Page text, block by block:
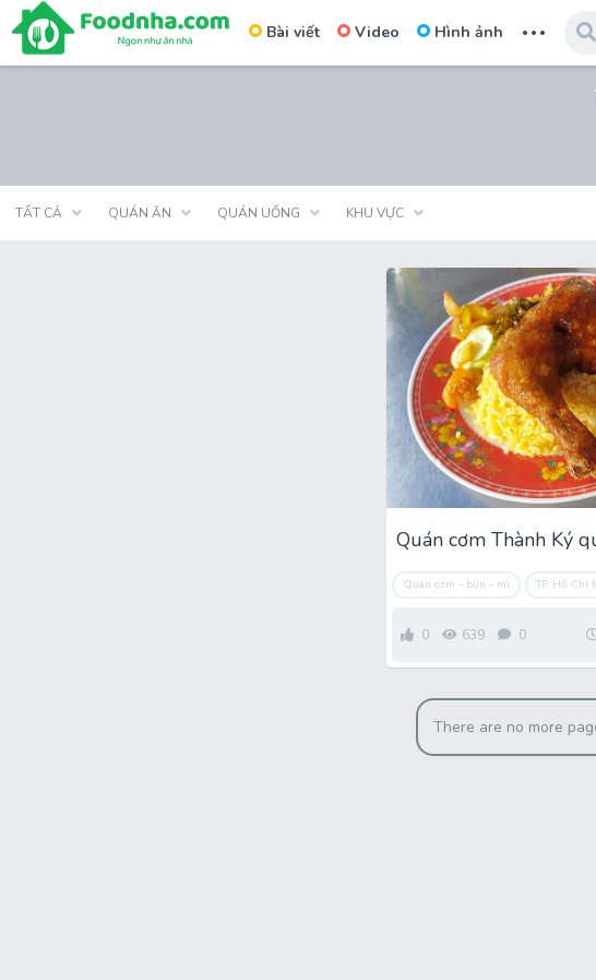
Bài viết Video Hình ảnh ...
TẤT CẢ QUÁN ĂN QUÁN UỐNG KHU VỰC
Quán cơm - bún - mì TP. Hồ Chí
0 639 0
There are no more